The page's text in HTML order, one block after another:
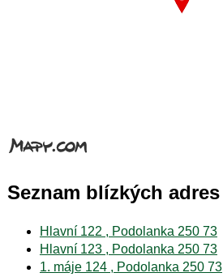
Seznam blízkých adres
Hlavní 122 , Podolanka 250 73
Hlavní 123 , Podolanka 250 73
1. máje 124 , Podolanka 250 73